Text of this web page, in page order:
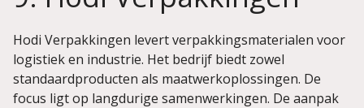
Hodi Verpakkingen levert verpakkingsmaterialen voor
logistiek en industrie. Het bedrijf biedt zowel
standaardproducten als maatwerkoplossingen. De
focus ligt op langdurige samenwerkingen. De aanpak